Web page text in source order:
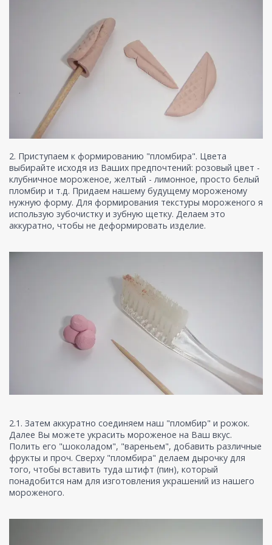
2. Приступаем к формированию "пломбира". Цвета
выбирайте исходя из Ваших предпочтений: розовый цвет -
клубничное мороженое, желтый - лимонное, просто белый
пломбир и т.д. Придаем нашему будущему мороженому
нужную форму. Для формирования текстуры мороженого я
использую зубочистку и зубную щетку. Делаем это
аккуратно, чтобы не деформировать изделие.
2.1. Затем аккуратно соединяем наш "пломбир" и рожок.
Далее Вы можете украсить мороженое на Ваш вкус.
Полить его "шоколадом", "вареньем", добавить различные
фрукты и проч. Сверху "пломбира" делаем дырочку для
того, чтобы вставить туда штифт (пин), который
понадобится нам для изготовления украшений из нашего
мороженого.